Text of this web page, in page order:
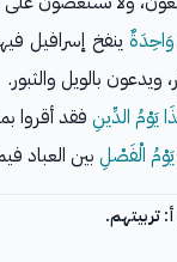
ينفخ إسرافيل
ويدعون بالويل والثبور.
يَوْمُ الدِّينِ فقد أقروا
الْفَصْلِ بين العباد